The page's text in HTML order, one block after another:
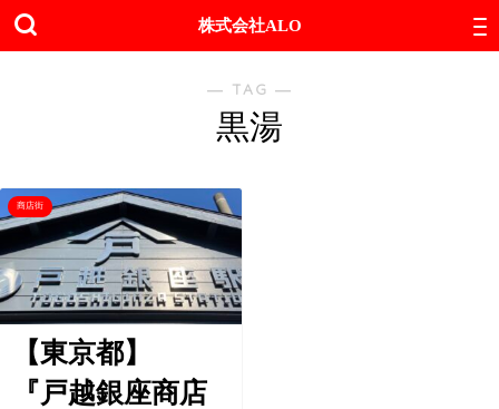
株式会社ALO
― TAG ―
黒湯
商店街
【東京都】
『戸越銀座商店